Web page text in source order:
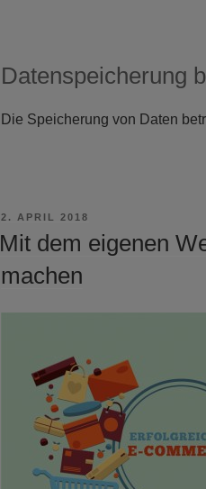
Datenspeicherung
Die Speicherung von Daten
VERÖFFENTLICHT
2. APRIL 2018
Mit dem eigenen
machen